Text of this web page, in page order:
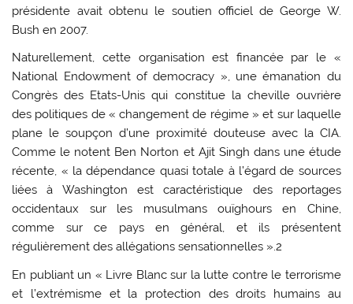
présidente avait obtenu le soutien officiel de George W.
Bush en 2007.
Naturellement, cette organisation est financée par le «
National Endowment of democracy », une émanation du
Congrès des Etats-Unis qui constitue la cheville ouvrière
des politiques de « changement de régime » et sur laquelle
plane le soupçon d’une proximité douteuse avec la CIA.
Comme le notent Ben Norton et Ajit Singh dans une étude
récente, « la dépendance quasi totale à l’égard de sources
liées à Washington est caractéristique des reportages
occidentaux sur les musulmans ouïghours en Chine,
comme sur ce pays en général, et ils présentent
régulièrement des allégations sensationnelles ».2
En publiant un « Livre Blanc sur la lutte contre le terrorisme
et l’extrémisme et la protection des droits humains au